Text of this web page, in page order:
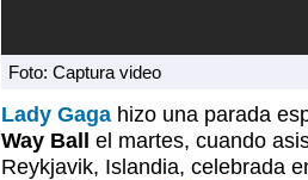
Foto: Captura video
Lady Gaga hizo una parada
Way Ball
el martes, cuando
Reykjavik, Islandia, celebrada